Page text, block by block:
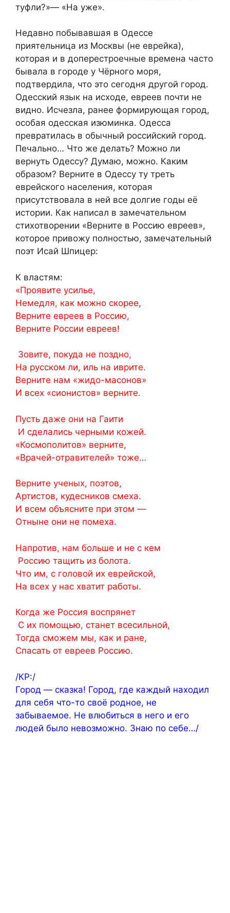
туфли?»— «На уже».
Недавно побывавшая в Одессе
приятельница из Москвы (не еврейка),
которая и в доперестроечные времена часто
бывала в городе у Чёрного моря,
подтвердила, что это сегодня другой город.
Одесский язык на исходе, евреев почти не
видно. Исчезла, ранее формирующая город,
особая одесская изюминка. Одесса
превратилась в обычный российский город.
Печально… Что же делать? Можно ли
вернуть Одессу? Думаю, можно. Каким
образом? Верните в Одессу ту треть
еврейского населения, которая
присутствовала в ней все долгие годы её
истории. Как написал в замечательном
стихотворении «Верните в Россию евреев»,
которое привожу полностью, замечательный
поэт Исай Шпицер:
К властям:
«Проявите усилье,
Немедля, как можно скорее,
Верните евреев в Россию,
Верните России евреев!
Зовите, покуда не поздно,
На русском ли, иль на иврите.
Верните нам «жидо-масонов»
И всех «сионистов» верните.
Пусть даже они на Гаити
И сделались черными кожей.
«Космополитов» верните,
«Врачей-отравителей» тоже…
Верните ученых, поэтов,
Артистов, кудесников смеха.
И всем объясните при этом —
Отныне они не помеха.
Напротив, нам больше и не с кем
Россию тащить из болота.
Что им, с головой их еврейской,
На всех у нас хватит работы.
Когда же Россия воспрянет
С их помощью, станет всесильной,
Тогда сможем мы, как и ране,
Спасать от евреев Россию.
/КР:/
Город — сказка! Город, где каждый находил
для себя что-то своё родное, не
забываемое. Не влюбиться в него и его
людей было невозможно. Знаю по себе…/